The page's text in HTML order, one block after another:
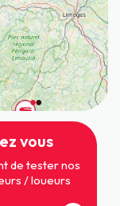
vous
de tester nos
/ loueurs